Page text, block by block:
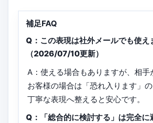
補足FAQ
Q：この表現は社外メールでも使え
（2026/07/10更新）
A：使える場合もありますが、相手
お客様の場合は「恐れ入ります」
丁寧な表現へ整えると安心です。
Q：「総合的に検討する」は完全に